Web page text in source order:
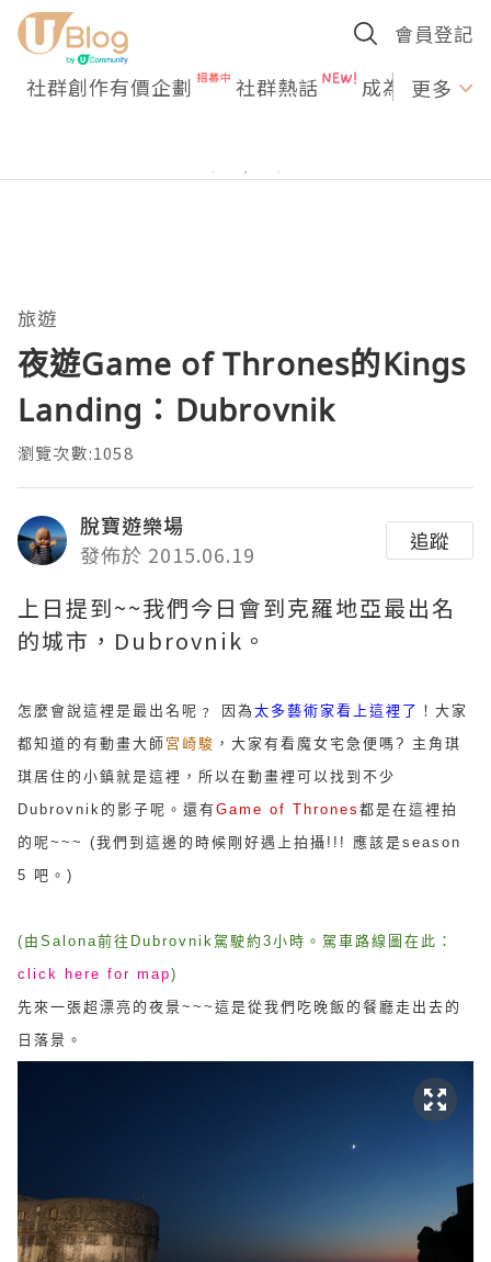
會員登記
社群創作有價企劃 社群熱話 成為U更多
旅遊
夜遊Game of Thrones的Kings
Landing：Dubrovnik
瀏覽次數:1058
脫寶遊樂場
發佈於 2015.06.19
追蹤
上日提到~~我們今日會到克羅地亞最出名
的城市，Dubrovnik。
怎麼會說這裡是最出名呢﹖ 因為 太多藝術家看上這裡了 ！大家
都知道的有動畫大師 宮崎駿 ，大家有看魔女宅急便嗎? 主角琪
琪居住的小鎮就是這裡，所以在動畫裡可以找到不少
Dubrovnik的影子呢。還有Game of Thrones 都是在這裡拍
的呢~~~ (我們到這邊的時候剛好遇上拍攝!!! 應該是season
5 吧。)
(由 Salona前往Dubrovnik駕駛約3小時。駕車路線圖在此：
click here for map)
先來一張超漂亮的夜景~~~這是從我們吃晚飯的餐廳走出去的
日落景。